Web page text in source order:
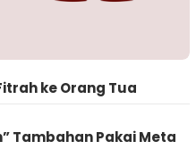
ke Orang Tua
Tambahan Pakai Meta